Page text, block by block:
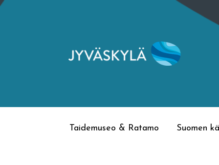
Siirry
Siirry
Taidemuseo & Ratamo Suomen